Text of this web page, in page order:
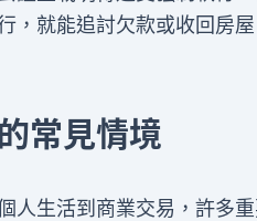
，就能追討欠款或收回房屋
常見情境
人生活到商業交易，許多